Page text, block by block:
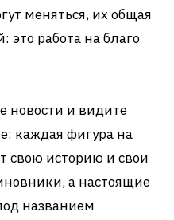
меняться, их общая
это работа на благо
новости и видите
каждая фигура на
свою историю и свои
а настоящие
названием